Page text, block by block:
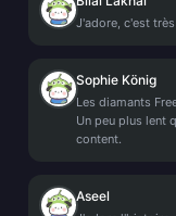
J'adore, c'est
Sophie König
Les diamants
Un peu plus lent
content.
Aseel